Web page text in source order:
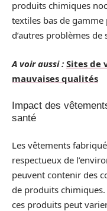
produits chimiques
textiles bas de
d’autres problèmes de
A voir aussi : Sites de
mauvaises qualités
Impact des
santé
Les vêtements
respectueux de
peuvent contenir des
de produits
ces produits peut